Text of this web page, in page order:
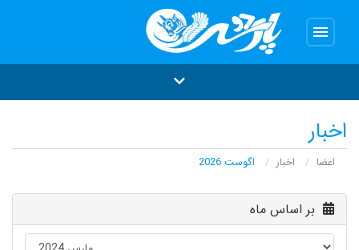
menu
اخبار
اعضا اخبار اگوست 2026
بر اساس ماه